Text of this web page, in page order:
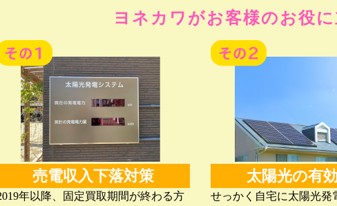
ヨネカワがお客様のお役
売電収入下落対策
年以降、固定買取期間が終わる方
太陽光の有
せっかく自宅に太陽光発